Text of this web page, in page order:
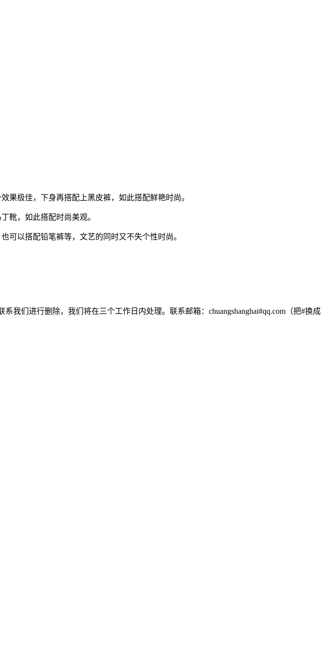
果极佳，下身再搭配上黑皮裤，如此搭配鲜艳时尚。
靴，如此搭配时尚美观。
可以搭配铅笔裤等，文艺的同时又不失个性时尚。
们进行删除，我们将在三个工作日内处理。联系邮箱：chuangshanghai#qq.com（把#换成